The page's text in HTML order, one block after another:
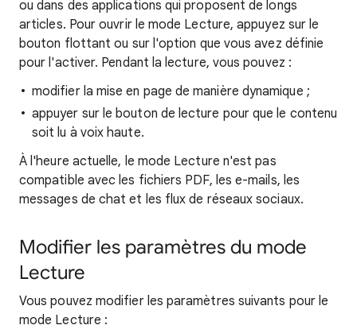
ou dans des applications qui proposent de longs
articles. Pour ouvrir le mode Lecture, appuyez sur le
bouton flottant ou sur l'option que vous avez définie
pour l'activer. Pendant la lecture, vous pouvez :
modifier la mise en page de manière dynamique ;
appuyer sur le bouton de lecture pour que le contenu
soit lu à voix haute.
À l'heure actuelle, le mode Lecture n'est pas
compatible avec les fichiers PDF, les e-mails, les
messages de chat et les flux de réseaux sociaux.
Modifier les paramètres du mode
Lecture
Vous pouvez modifier les paramètres suivants pour le
mode Lecture :